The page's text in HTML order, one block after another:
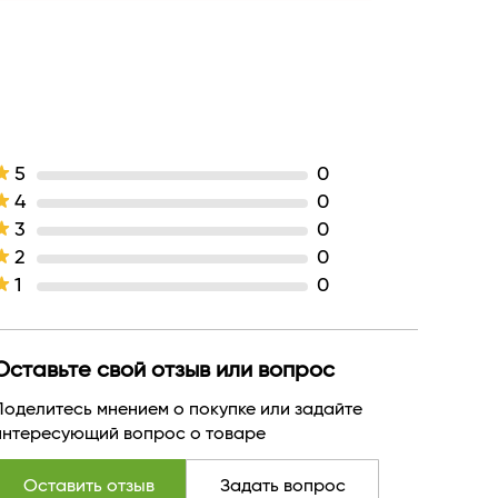
РОССИЯ
МАСЛО СЛАДКОГО МИНДАЛЯ,
НИАЦИНАМИД (ВИТАМИН
5
0
4
0
3
0
2
0
1
0
свой отзыв или вопрос
мнением о покупке или задайте
вопрос о товаре
Оставить отзыв Задать вопрос